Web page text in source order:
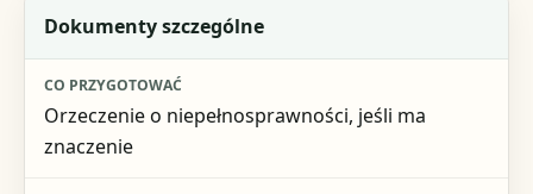
Dokumenty szczególne
Orzeczenie o niepełnosprawności, jeśli ma
znaczenie